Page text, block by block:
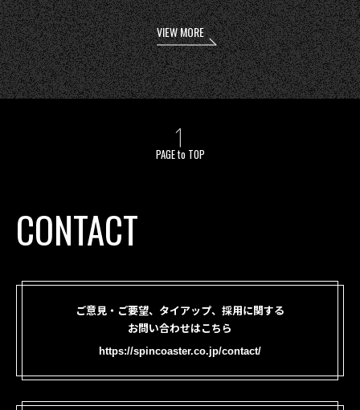
VIEW MORE
PAGE to TOP
CONTACT
ご意見・ご要望、タイアップ、採用に関する
お問い合わせはこちら
https://spincoaster.co.jp/contact/